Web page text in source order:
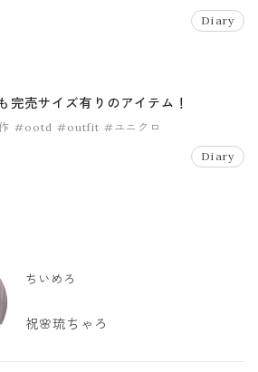
Diary
完売サイズ有りのアイテム！
#ootd #outfit #ユニクロ
Diary
ちいめろ
祝🌸琉ちゃろ